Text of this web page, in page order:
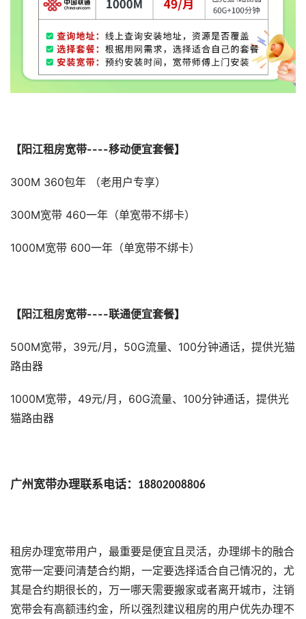
【阳江租房宽带----移动便宜套餐】
300M 360包年 （老用户专享）
300M宽带 460一年（单宽带不绑卡）
1000M宽带 600一年（单宽带不绑卡）
【阳江租房宽带----联通便宜套餐】
500M宽带，39元/月，50G流量、100分钟通话，提供光猫
路由器
1000M宽带，49元/月，60G流量、100分钟通话，提供光
猫路由器
广州宽带办理联系电话： 18802008806
租房办理宽带用户，最重要是便宜且灵活，办理绑卡的融合
宽带一定要问清楚合约期，一定要选择适合自己情况的，尤
其是合约期很长的，万一哪天需要搬家或者离开城市，注销
宽带会有高额违约金，所以强烈建议租房的用户优先办理不